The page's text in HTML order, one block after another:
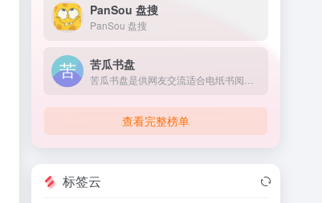
PanSou 盘搜
PanSou 盘搜
苦瓜书盘
查看完整榜单
标签云